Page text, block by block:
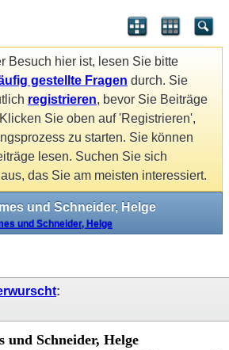
Besuch hier ist, lesen Sie bitte
gestellte Fragen durch. Sie
registrieren, bevor Sie Beiträge
Sie oben auf 'Registrieren',
zu starten. Sie können
lesen. Suchen Sie sich
das Sie am meisten interessiert.
und Schneider, Helge
und Schneider, Helge
:
Schneider, Helge